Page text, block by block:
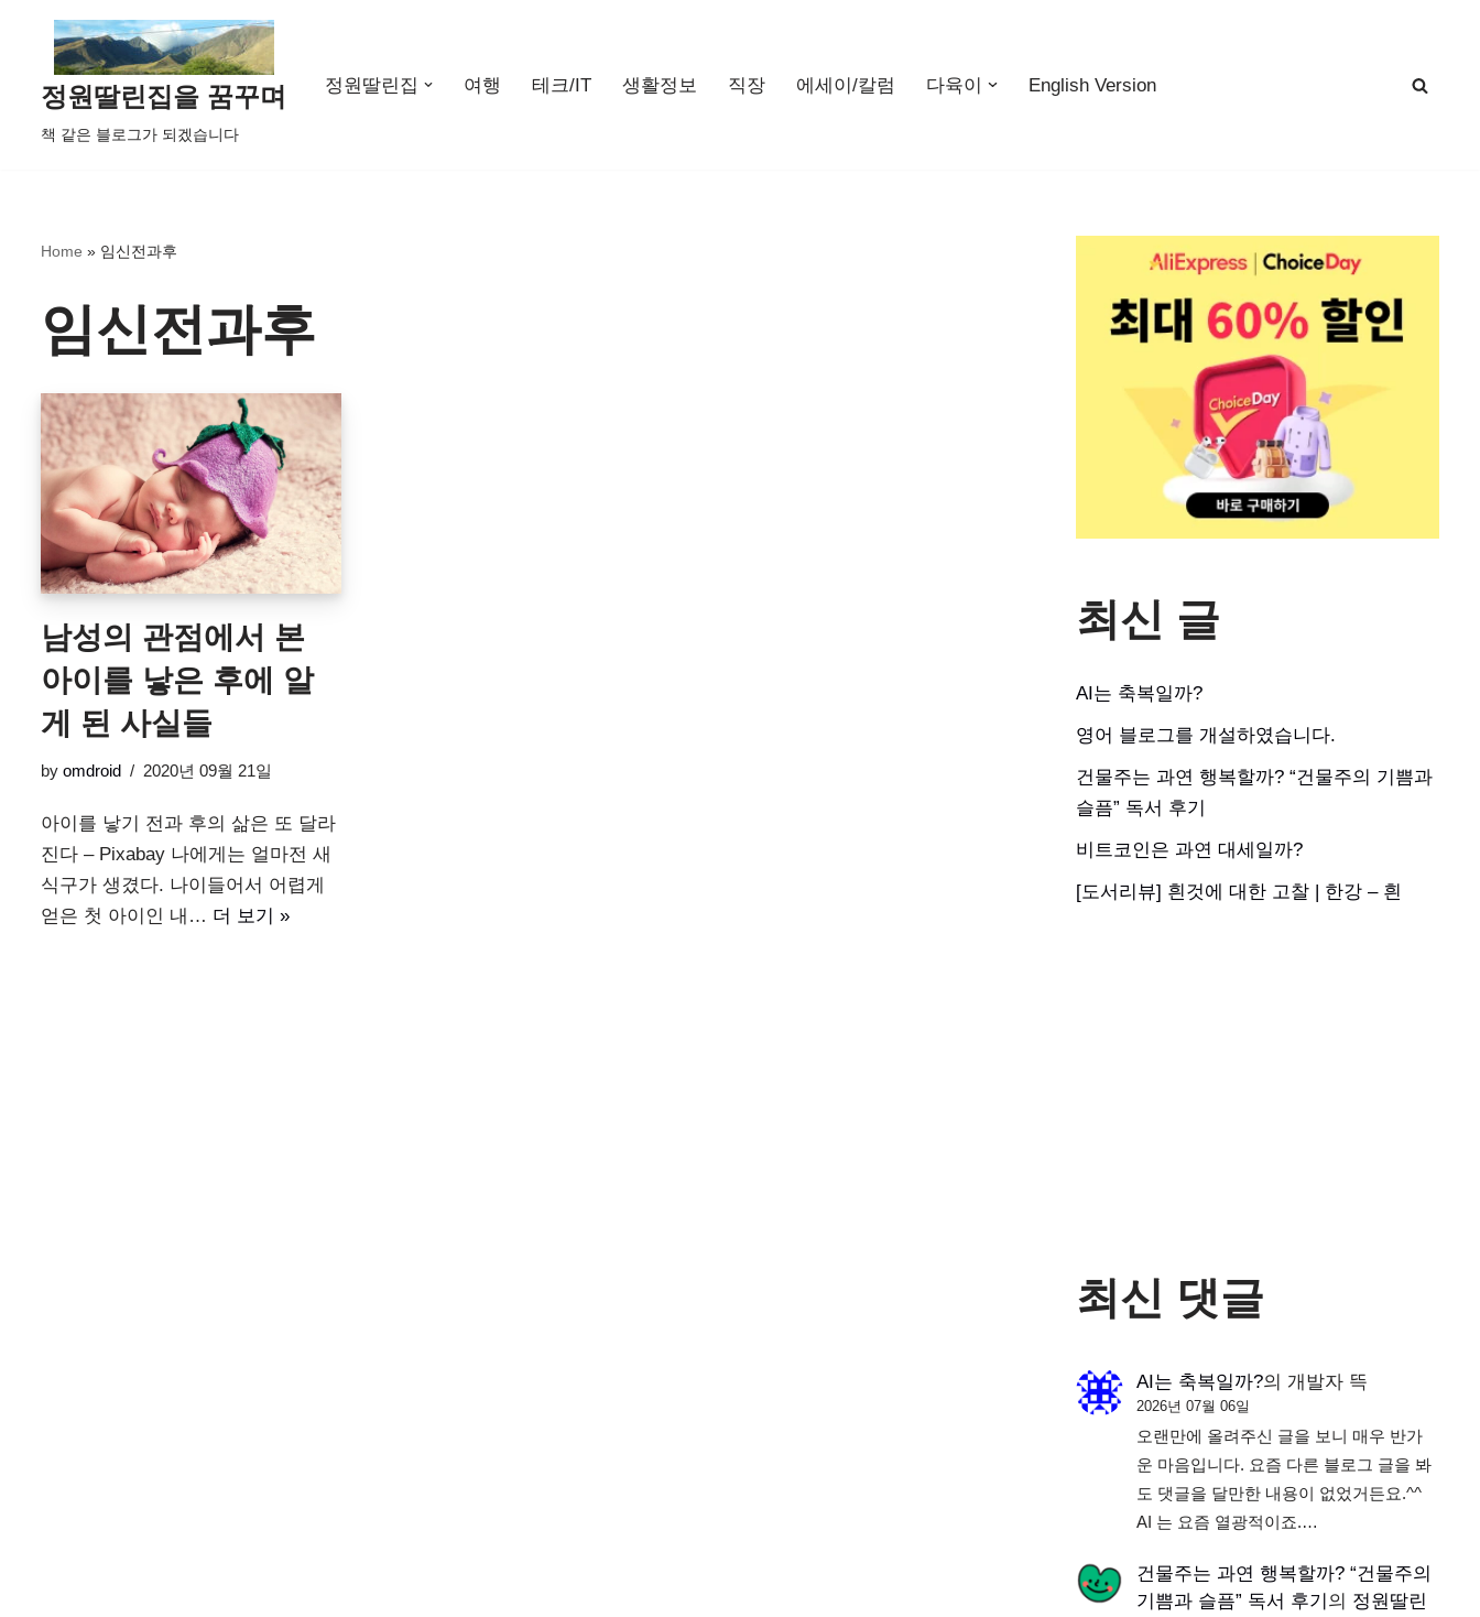
정원딸린집을 꿈꾸며
책 같은 블로그가 되겠습니다
정원딸린집 여행 테크/IT 생활정보 직장 에세이/칼럼 다육이 English Version
Home » 임신전과후
임신전과후
남성의 관점에서 본
아이를 낳은 후에 알
게 된 사실들
by omdroid 2020년 09월 21일
아이를 낳기 전과 후의 삶은 또 달라
진다 – Pixabay 나에게는 얼마전 새
식구가 생겼다. 나이들어서 어렵게
얻은 첫 아이인 내… 더 보기 »
최신 글
AI는 축복일까?
영어 블로그를 개설하였습니다.
건물주는 과연 행복할까? “건물주의 기쁨과
슬픔” 독서 후기
비트코인은 과연 대세일까?
[도서리뷰] 흰것에 대한 고찰 | 한강 – 흰
최신 댓글
AI는 축복일까?의 개발자 뜩
2026년 07월 06일
오랜만에 올려주신 글을 보니 매우 반가
운 마음입니다. 요즘 다른 블로그 글을 봐
도 댓글을 달만한 내용이 없었거든요.^^
AI 는 요즘 열광적이죠.…
건물주는 과연 행복할까? “건물주의
기쁨과 슬픔” 독서 후기 의 정원딸린